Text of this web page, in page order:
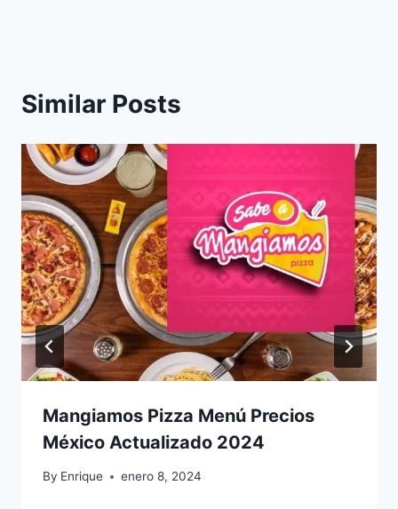
Similar Posts
Mangiamos Pizza Menú Precios
México Actualizado 2024
By Enrique enero 8, 2024